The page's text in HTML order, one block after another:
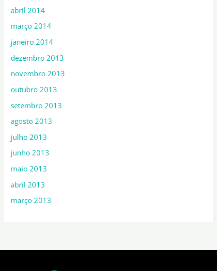
abril 2014
março 2014
janeiro 2014
dezembro 2013
novembro 2013
outubro 2013
setembro 2013
agosto 2013
julho 2013
junho 2013
maio 2013
abril 2013
março 2013